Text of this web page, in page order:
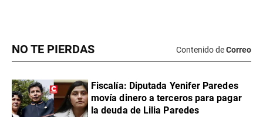
NO TE PIERDAS Contenido deCorreo
Fiscalía: Diputada Yenifer Paredes
movía dinero a terceros para pagar
la deuda de Lilia Paredes